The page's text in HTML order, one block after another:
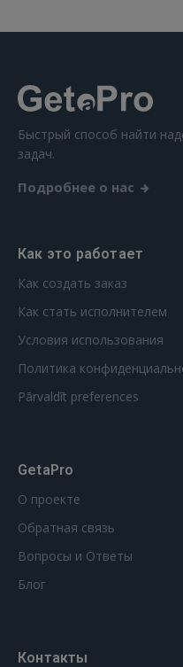
Забыли пароль?
 Sign
Быстрый способ найти
задач.
Подробнее о нас
Как это работает
Как создать заказ
Как стать исполнителем
Условия использования
Политика
Pārvaldīt preferences
GetaPro
О проекте
Обратная связь
Вопросы и Ответы
Блог
Контакты